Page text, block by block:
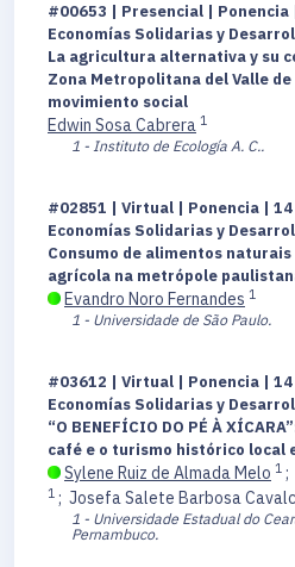
#00653 | Presencial | Ponencia
Economías Solidarias y
La agricultura alternativa y su
Zona Metropolitana del Valle
movimiento social
Edwin Sosa Cabrera 1
1 - Instituto de Ecología A. C..
#02851 | Virtual | Ponencia |
Economías Solidarias y
Consumo de alimentos
agrícola na metrópole
Evandro Noro Fernandes 1
1 - Universidade de São Paulo.
#03612 | Virtual | Ponencia |
Economías Solidarias y
“O BENEFÍCIO DO PÉ À
café e o turismo histórico local
Sylene Ruiz de Almada Melo 1 ;
1 ; Josefa Salete Barbosa
1 - Universidade Estadual do
Pernambuco.